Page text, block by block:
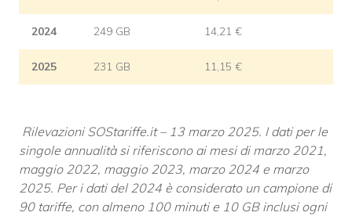
2024 249 GB 14,21 €
2025 231 GB 11,15 €
Rilevazioni SOStariffe.it – 13 marzo 2025. I dati per le
singole annualità si riferiscono ai mesi di marzo 2021,
maggio 2022, maggio 2023, marzo 2024 e marzo
2025. Per i dati del 2024 è considerato un campione di
90 tariffe, con almeno 100 minuti e 10 GB inclusi ogni